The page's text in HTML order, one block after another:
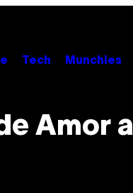
Tech Munchies
Amor